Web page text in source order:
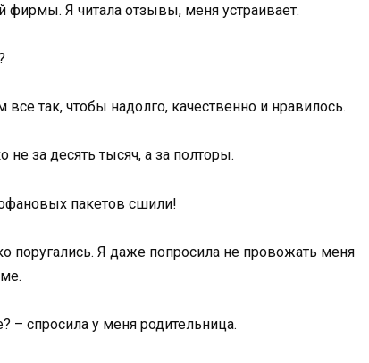
фирмы. Я читала отзывы, меня устраивает.
так, чтобы надолго, качественно и нравилось.
не за десять тысяч, а за полторы.
пакетов сшили!
Я даже попросила не провожать меня
– спросила у меня родительница.